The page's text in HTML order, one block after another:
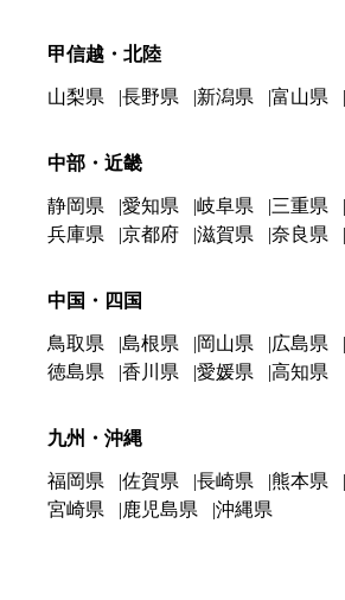
甲信越・北陸
山梨県 長野県 新潟県 富山県
中部・近畿
静岡県 愛知県 岐阜県 三重県
兵庫県
京都府 滋賀県 奈良県
中国・四国
鳥取県 島根県 岡山県 広島県
徳島県
香川県 愛媛県 高知県
九州・沖縄
福岡県 佐賀県 長崎県 熊本県
宮崎県
鹿児島県 沖縄県